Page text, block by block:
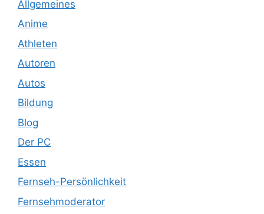
Allgemeines
Anime
Athleten
Autoren
Autos
Bildung
Blog
Der PC
Essen
Fernseh-Persönlichkeit
Fernsehmoderator